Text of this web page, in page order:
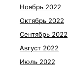
Ноябрь 2022
Октябрь 2022
Сентябрь 2022
Август 2022
Июль 2022